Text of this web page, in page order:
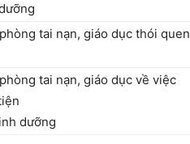
tai nạn, giáo dục thói quen
tai nạn, giáo dục về việc
dưỡng